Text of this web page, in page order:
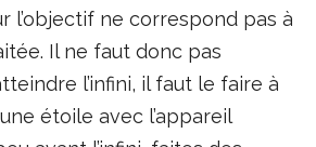
l’objectif ne correspond pas à
Il ne faut donc pas
l’infini, il faut le faire à
étoile avec l’appareil